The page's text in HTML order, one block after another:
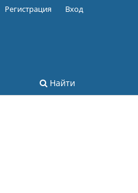
Найти
Регистрация Вход